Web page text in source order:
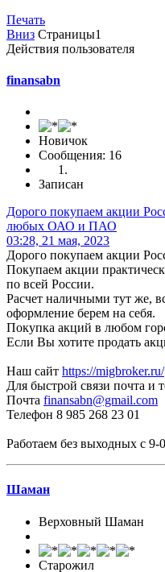
Печать
Вниз Страницы1
Действия пользователя
finansabn
Новичок
Сообщения: 16
Записан
Дорого покупаем акции
любых ОАО и ПАО
03:28, 21 мая, 2023
Дорого покупаем акции
Покупаем акции
по всей России.
Расчет наличными тут же,
оформление берем на себя.
Покупка акций в любом
Если Вы хотите продать
Наш сайт https://migbroker.ru/
Для быстрой связи почта и
Почта finansabn@gmail.com
Телефон 8 985 268 23 01
Работаем без выходных с 9-
Шаман
Верховный Шаман
Старожил